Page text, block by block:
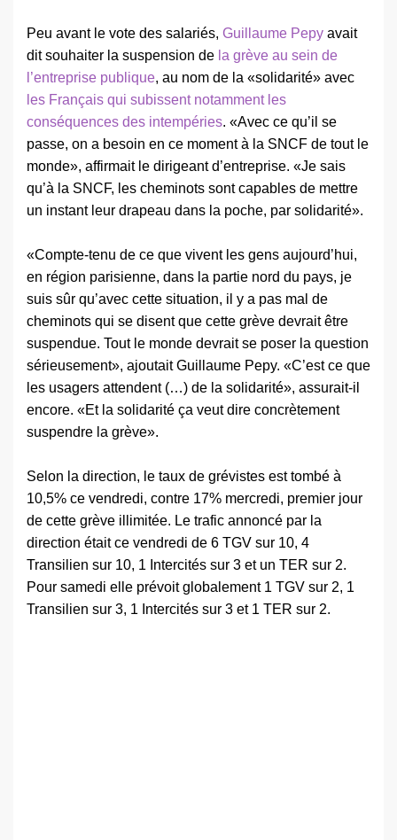
Peu avant le vote des salariés, Guillaume Pepy avait
dit souhaiter la suspension de la grève au sein de
l’entreprise publique, au nom de la «solidarité» avec
les Français qui subissent notamment les
conséquences des intempéries. «Avec ce qu’il se
passe, on a besoin en ce moment à la SNCF de tout le
monde», affirmait le dirigeant d’entreprise. «Je sais
qu’à la SNCF, les cheminots sont capables de mettre
un instant leur drapeau dans la poche, par solidarité».
«Compte-tenu de ce que vivent les gens aujourd’hui,
en région parisienne, dans la partie nord du pays, je
suis sûr qu’avec cette situation, il y a pas mal de
cheminots qui se disent que cette grève devrait être
suspendue. Tout le monde devrait se poser la question
sérieusement», ajoutait Guillaume Pepy. «C’est ce que
les usagers attendent (…) de la solidarité», assurait-il
encore. «Et la solidarité ça veut dire concrètement
suspendre la grève».
Selon la direction, le taux de grévistes est tombé à
10,5% ce vendredi, contre 17% mercredi, premier jour
de cette grève illimitée. Le trafic annoncé par la
direction était ce vendredi de 6 TGV sur 10, 4
Transilien sur 10, 1 Intercités sur 3 et un TER sur 2.
Pour samedi elle prévoit globalement 1 TGV sur 2, 1
Transilien sur 3, 1 Intercités sur 3 et 1 TER sur 2.